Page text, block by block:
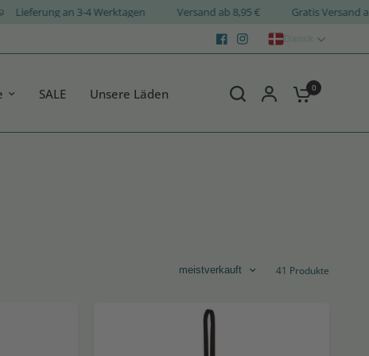
Lieferung an 3-4 Werktagen Versand ab 8,95 € Gratis
SALE Unsere Läden 0
meistverkauft 41 Produkte